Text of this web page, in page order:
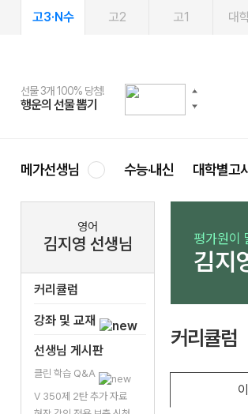
고3·N수 고2 고1 대
선물 3개 100% 당첨!
행운의 선물 뽑기
선물 100% 증정!
메가스터디 X 올리브
여름방학 스터디 캐시백
메가런 썸머스쿨
2027 러셀 단과
강사 공개선발
스마트러닝앱
설문 EVENT
메가패스
3일 무료 체험권
메가패스 수강생 무료혜택!
메가클럽 멤버십
사회공헌 캠페인
희망이룸 메가나눔
메가선생님 수능·내신 대학별고
영어
김지영 선생님
커리큘럼
강좌 및 교재
선생님 게시판
클린 학습 Q&A
V 350제 2탄 추가 자료
평가원이
김지
커리큘럼